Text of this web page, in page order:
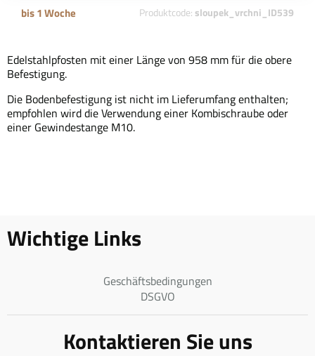
bis 1 Woche Produktcode: sloupek_vrchni_ID539
Edelstahlpfosten mit einer Länge von 958 mm für die obere
Befestigung.
Die Bodenbefestigung ist nicht im Lieferumfang enthalten;
empfohlen wird die Verwendung einer Kombischraube oder
einer Gewindestange M10.
Wichtige Links
Geschäftsbedingungen
DSGVO
Kontaktieren Sie uns